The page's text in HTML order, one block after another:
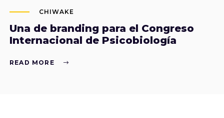
CHIWAKE
Una de branding para el Congreso
Internacional de Psicobiología
READ MORE